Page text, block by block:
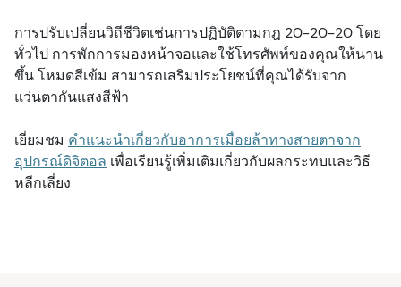
การปรับเปลี่ยนวิถีชีวิตเช่นการปฏิบัติตามกฎ 20-20-20 โดย
ทั่วไป การพักการมองหน้าจอและใช้โทรศัพท์ของคุณให้นาน
ขึ้น โหมดสีเข้ม สามารถเสริมประโยชน์ที่คุณได้รับจาก
แว่นตากันแสงสีฟ้า
เยี่ยมชม คำแนะนำเกี่ยวกับอาการเมื่อยล้าทางสายตาจาก
อุปกรณ์ดิจิตอล เพื่อเรียนรู้เพิ่มเติมเกี่ยวกับผลกระทบและวิธี
หลีกเลี่ยง